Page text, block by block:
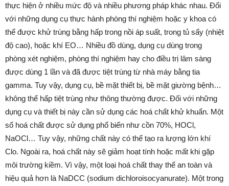
thực hiện ở nhiều mức độ và nhiều phương pháp khác nhau. Đối
với những dụng cụ thực hành phòng thí nghiệm hoặc y khoa có
thể được khử trùng bằng hấp trong nồi áp suất, trong tủ sấy (nhiệt
độ cao), hoặc khí EO… Nhiều đồ dùng, dụng cụ dùng trong
phòng xét nghiệm, phòng thí nghiệm hay cho điều trị lâm sàng
được dùng 1 lần và đã được tiệt trùng từ nhà máy bằng tia
gamma. Tuy vậy, dụng cụ, bề mặt thiết bị, bề mặt giường bệnh…
không thể hấp tiệt trùng như thông thường được. Đối với những
dụng cụ và thiết bị này cần sử dụng các hoá chất khử khuẩn. Một
số hoá chất được sử dụng phổ biến như cồn 70%, HOCl,
NaOCl… Tuy vậy, những chất này có thể tạo ra lượng lớn khí
Clo. Ngoài ra, hoá chất này sẽ giảm hoạt tính hoặc mất khi gặp
môi trường kiềm. Vì vậy, một loại hoá chất thay thế an toàn và
hiệu quả hơn là NaDCC (sodium dichloroisocyanurate). Một trong